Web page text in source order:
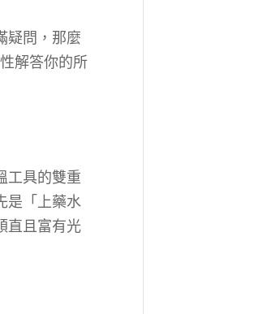
疑問，那麼
解答你的所
工具的雙重
是「上藥水
直且富有光